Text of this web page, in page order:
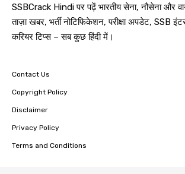
SSBCrack Hindi पर पढ़ें भारतीय सेना, नौसेना और
ताज़ा खबर, भर्ती नोटिफिकेशन, परीक्षा अपडेट, SSB
करियर टिप्स – सब कुछ हिंदी में।
Contact Us
Copyright Policy
Disclaimer
Privacy Policy
Terms and Conditions